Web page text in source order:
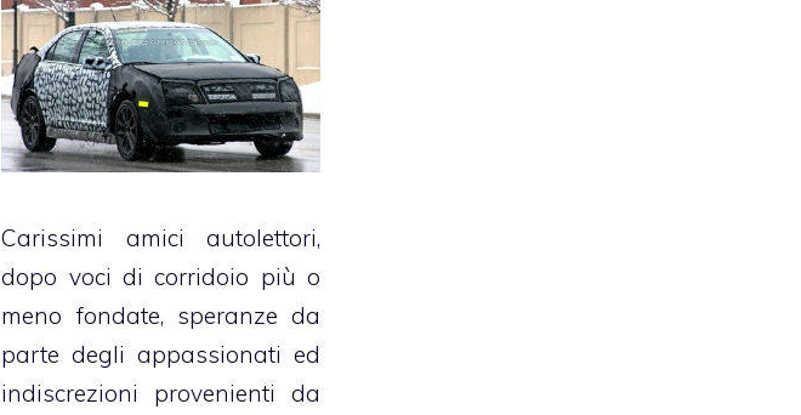
Carissimi amici autolettori,
dopo voci di corridoio più o
meno fondate, speranze da
parte degli appassionati ed
indiscrezioni provenienti da